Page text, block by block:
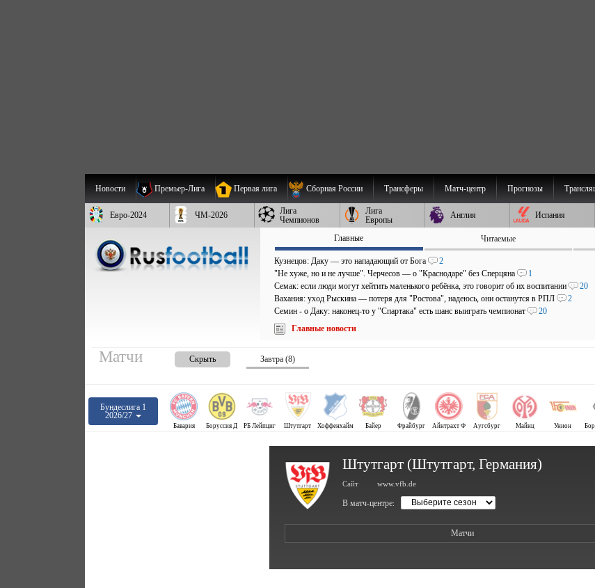
Новости Премьер-Лига Первая лига Сборная России Трансферы Матч-центр Прогнозы
Евро-2024 ЧМ-2026
Лига
Чемпионов
Лига
Европы
Англия Испания
Главные Читаемые
Кузнецов: Даку — это нападающий от Бога
2
"Не хуже, но и не лучше". Черчесов — о "Краснодаре" без Сперцяна
1
Семак: если люди могут хейтить маленького ребёнка, это говорит об их воспитании
20
Вахания: уход Рыскина — потеря для "Ростова", надеюсь, они останутся в РПЛ
2
Семин - о Даку: наконец-то у "Спартака" есть шанс выиграть чемпионат
20
Главные новости
Матчи Скрыть Завтра (8)
Бундеслига 1
2026/27
Бавария Боруссия Д РБ Лейпциг Штутгарт Хоффенхайм Байер Фрайбург Айнтрахт Ф Аугсбург Майнц Унион
Штутгарт (Штутгарт, Германия)
Сайт www.vfb.de
В матч-центре:
Матчи